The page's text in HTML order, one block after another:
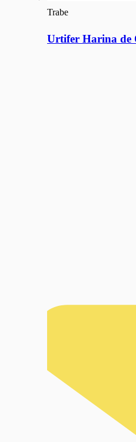
Trabe
Urtifer Harina de